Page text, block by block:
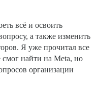
всё и освоить
а также изменить
Я уже прочитал все
найти на Meta, но
организации